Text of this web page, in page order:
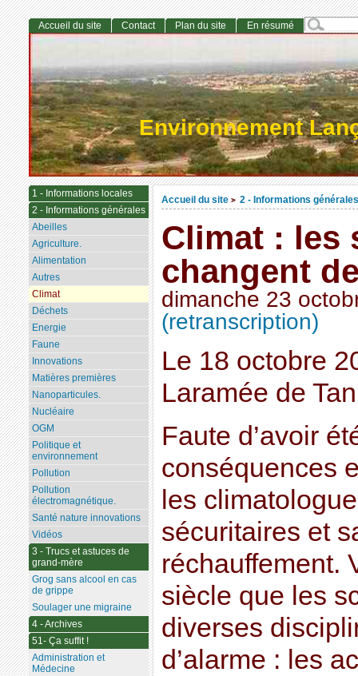
Environnement
Accueil du site > 2 - Informations générales
Climat : les
changent
dimanche 23
(retranscription)
Le 18 octobre
Laramée de
Faute d’avoir
conséquences
les
sécuritaires et
réchauffement.
siècle que les
diverses
d’alarme : les
Accueil du site Contact Plan du site En résumé
1 - Informations locales
2 - Informations générales
Abeilles
Agriculture.
Alimentation
Autres
Climat
Déchets
Energie
Faune
Innovations
Matières premières
Nanoparticules.
Nucléaire
OGM
Politique et
environnement
Pollution
Pollution
électromagnétique.
Santé nature innovations
Vidéos
3 - Trucs et astuces de
grand-mère
Grog sans alcool en cas
de grippe
Soulager une migraine
4 - Archives
51- Ça suffit !
Administration et
Médecine